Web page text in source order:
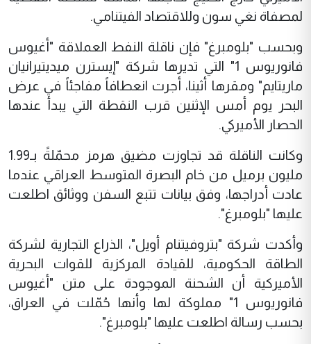
لمصفاة نغي سون وللاقتصاد الفيتنامي.
وبحسب "بلومبرغ" فإن ناقلة النفط العملاقة "أغيوس
فانوريوس 1" التي تديرها شركة "إيسترن ميديتيرانيان
ماريتايم" ومقرها أثينا، أجرت انعطافاً مفاجئاً في عرض
البحر يوم أمس الإثنين قرب النقطة التي يبدأ عندها
الحصار الأميركي.
وكانت الناقلة قد تجاوزت مضيق هرمز محمّلةً بـ1.99
مليون برميل من خام البصرة المتوسط العراقي عندما
عادت أدراجها، وفق بيانات تتبع السفن ووثائق اطلعت
عليها "بلومبرغ".
وأكدت شركة "بتروفيتنام أويل"، الذراع التجارية لشركة
الطاقة الحكومية، للقيادة المركزية للقوات البحرية
الأميركية أن الشحنة الموجودة على متن "أغيوس
فانوريوس 1" مملوكة لها وأنها حُمّلت في العراق،
بحسب رسالة اطلعت عليها "بلومبرغ".